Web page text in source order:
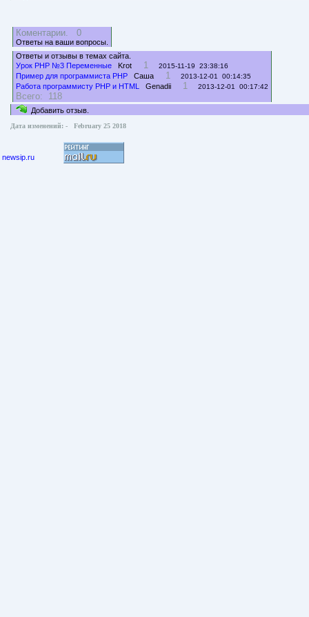
Коментарии. 0
Ответы на ваши вопросы.
Ответы и отзывы в темах сайта.
Урок PHP №3 Переменные Krot 1 2015-11-19 23:38:16
Пример для программиста PHP Саша 1 2013-12-01 00:14:35
Работа программисту PHP и HTML Genadii 1 2013-12-01 00:17:42
Всего: 118
Добавить отзыв.
Дата изменений: - February 25 2018
newsip.ru